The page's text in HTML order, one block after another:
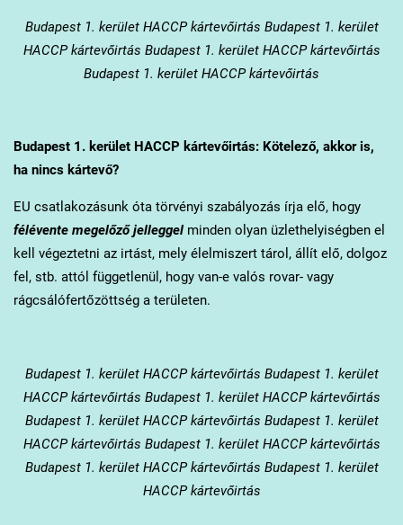
Budapest 1. kerületHACCP kártevőirtás Budapest 1. kerület
HACCP kártevőirtás Budapest 1. kerület HACCP kártevőirtás
Budapest 1. kerület HACCP kártevőirtás
Budapest 1. kerületHACCP kártevőirtás: Kötelező, akkor is,
ha nincs kártevő?
EU csatlakozásunk óta törvényi szabályozás írja elő, hogy
félévente megelőző jelleggelminden olyan üzlethelyiségben el
kell végeztetni az irtást, mely élelmiszert tárol, állít elő, dolgoz
fel, stb. attól függetlenül, hogy van-e valós rovar- vagy
rágcsálófertőzöttség a területen.
Budapest 1. kerületHACCP kártevőirtás Budapest 1. kerület
HACCP kártevőirtás Budapest 1. kerület HACCP kártevőirtás
Budapest 1. kerület HACCP kártevőirtás Budapest 1. kerület
HACCP kártevőirtás Budapest 1. kerület HACCP kártevőirtás
Budapest 1. kerület HACCP kártevőirtás Budapest 1. kerület
HACCP kártevőirtás